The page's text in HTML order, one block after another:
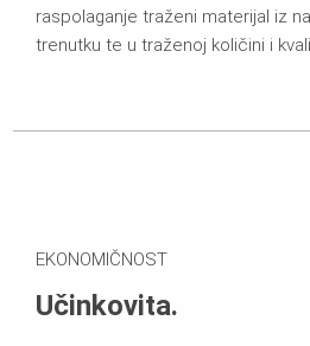
raspolaganje traženi materijal iz
trenutku te u traženoj količini i
EKONOMIČNOST
Učinkovita.